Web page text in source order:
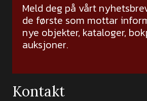
Meld deg på vårt
de første som mottar
nye objekter, kataloger,
auksjoner.
Kontakt